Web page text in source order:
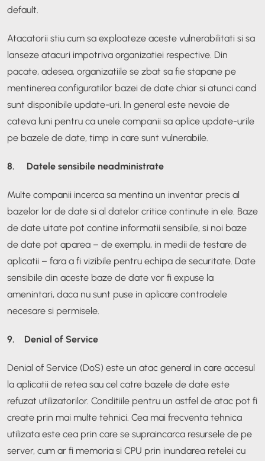
default.
Atacatorii stiu cum sa exploateze aceste vulnerabilitati si sa
lanseze atacuri impotriva organizatiei respective. Din
pacate, adesea, organizatiile se zbat sa fie stapane pe
mentinerea configuratilor bazei de date chiar si atunci cand
sunt disponibile update-uri. In general este nevoie de
cateva luni pentru ca unele companii sa aplice update-urile
pe bazele de date, timp in care sunt vulnerabile.
8. Datele sensibile neadministrate
Multe companii incerca sa mentina un inventar precis al
bazelor lor de date si al datelor critice continute in ele. Baze
de date uitate pot contine informatii sensibile, si noi baze
de date pot aparea – de exemplu, in medii de testare de
aplicatii – fara a fi vizibile pentru echipa de securitate. Date
sensibile din aceste baze de date vor fi expuse la
amenintari, daca nu sunt puse in aplicare controalele
necesare si permisele.
9. Denial of Service
Denial of Service (DoS) este un atac general in care accesul
la aplicatii de retea sau cel catre bazele de date este
refuzat utilizatorilor. Conditiile pentru un astfel de atac pot fi
create prin mai multe tehnici. Cea mai frecventa tehnica
utilizata este cea prin care se supraincarca resursele de pe
server, cum ar fi memoria si CPU prin inundarea retelei cu